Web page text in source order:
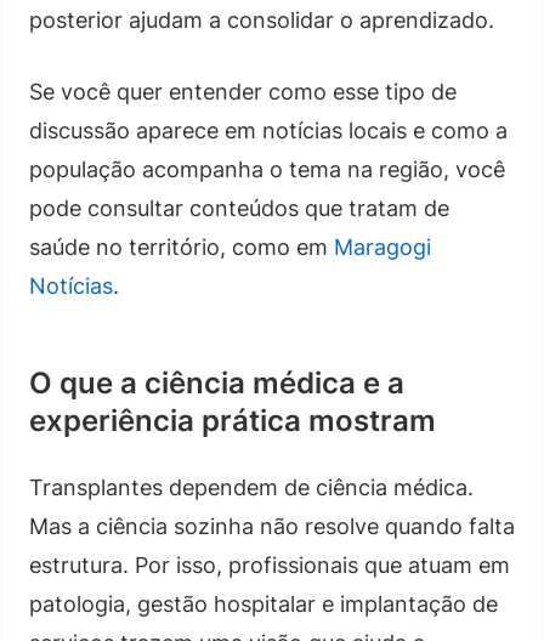
posterior ajudam a consolidar o aprendizado.
Se você quer entender como esse tipo de
discussão aparece em notícias locais e como a
população acompanha o tema na região, você
pode consultar conteúdos que tratam de
saúde no território, como em Maragogi
Notícias.
O que a ciência médica e a
experiência prática mostram
Transplantes dependem de ciência médica.
Mas a ciência sozinha não resolve quando falta
estrutura. Por isso, profissionais que atuam em
patologia, gestão hospitalar e implantação de